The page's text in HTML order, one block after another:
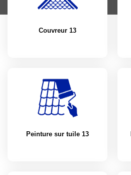
Couvreur 13
Peinture sur tuile 13